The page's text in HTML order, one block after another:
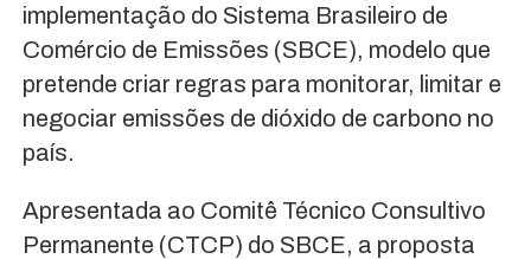
implementação do Sistema Brasileiro de
Comércio de Emissões (SBCE), modelo que
pretende criar regras para monitorar, limitar e
negociar emissões de dióxido de carbono no
país.
Apresentada ao Comitê Técnico Consultivo
Permanente (CTCP) do SBCE, a proposta